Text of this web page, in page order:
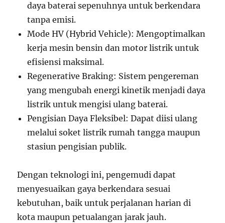
daya baterai sepenuhnya untuk berkendara
tanpa emisi.
Mode HV (Hybrid Vehicle): Mengoptimalkan
kerja mesin bensin dan motor listrik untuk
efisiensi maksimal.
Regenerative Braking: Sistem pengereman
yang mengubah energi kinetik menjadi daya
listrik untuk mengisi ulang baterai.
Pengisian Daya Fleksibel: Dapat diisi ulang
melalui soket listrik rumah tangga maupun
stasiun pengisian publik.
Dengan teknologi ini, pengemudi dapat
menyesuaikan gaya berkendara sesuai
kebutuhan, baik untuk perjalanan harian di
kota maupun petualangan jarak jauh.